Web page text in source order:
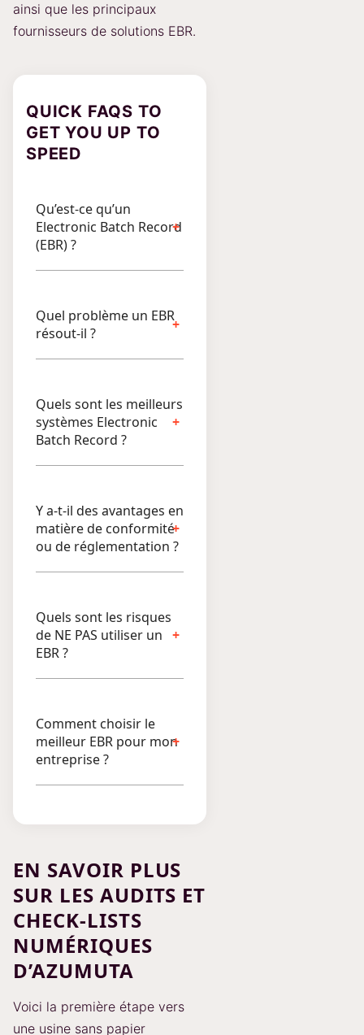
ainsi que les principaux
fournisseurs de solutions EBR.
QUICK FAQS TO
GET YOU UP TO
SPEED
Qu’est-ce qu’un
Electronic Batch Record
(EBR) ?
Quel problème un EBR
résout-il ?
Quels sont les meilleurs
systèmes Electronic
Batch Record ?
Y a-t-il des avantages en
matière de conformité
ou de réglementation ?
Quels sont les risques
de NE PAS utiliser un
EBR ?
Comment choisir le
meilleur EBR pour mon
entreprise ?
EN SAVOIR PLUS
SUR LES AUDITS ET
CHECK-LISTS
NUMÉRIQUES
D’AZUMUTA
Voici la première étape vers
une usine sans papier